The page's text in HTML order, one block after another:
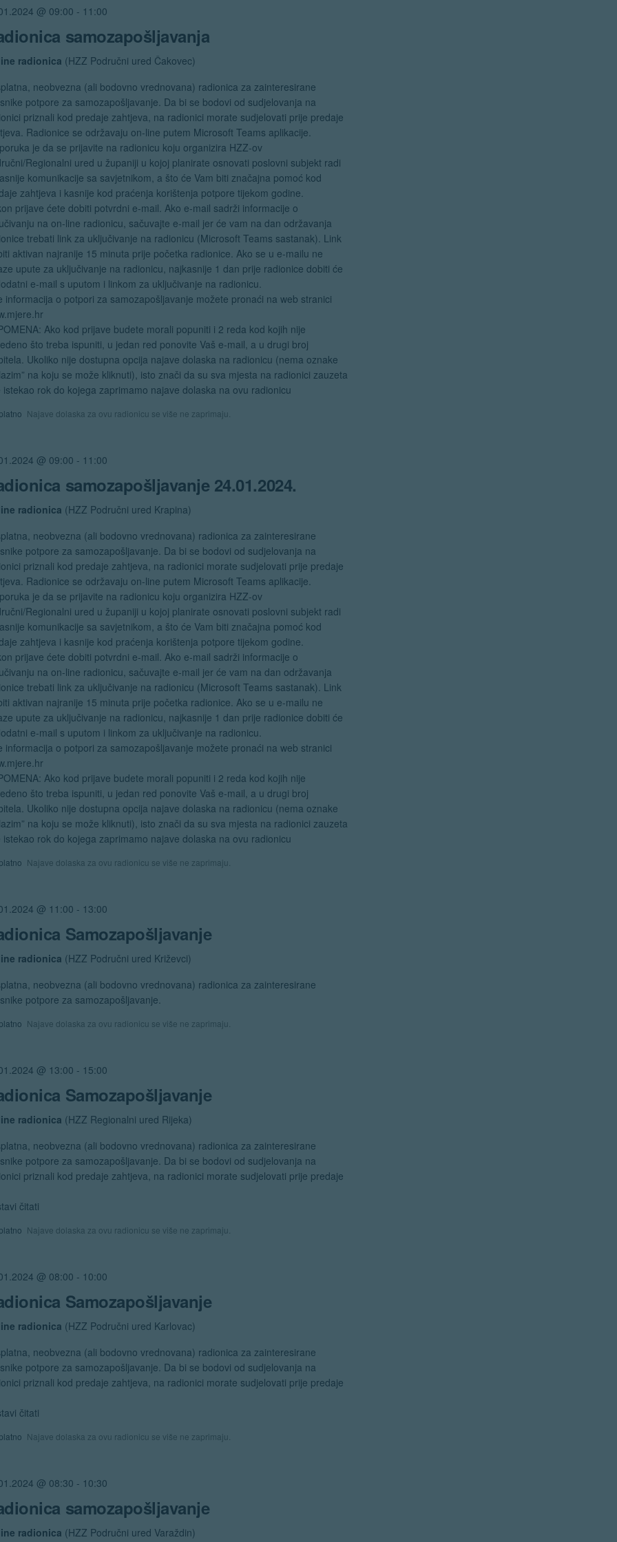
@ 09:00 - 11:00
samozapošljavanja
radionica (HZZ Područni ured Čakovec)
neobvezna (ali bodovno vrednovana) radionica za zainteresirane
potpore za samozapošljavanje. Da bi se bodovi od sudjelovanja na
priznali kod predaje zahtjeva, na radionici morate sudjelovati prije predaje
Radionice se održavaju on-line putem Microsoft Teams aplikacije.
je da se prijavite na radionicu koju organizira HZZ-ov
Regionalni ured u županiji u kojoj planirate osnovati poslovni subjekt radi
komunikacije sa savjetnikom, a što će Vam biti značajna pomoć kod
zahtjeva i kasnije kod praćenja korištenja potpore tijekom godine.
prijave ćete dobiti potvrdni e-mail. Ako e-mail sadrži informacije o
na on-line radionicu, sačuvajte e-mail jer će vam na dan održavanja
trebati link za uključivanje na radionicu (Microsoft Teams sastanak). Link
aktivan najranije 15 minuta prije početka radionice. Ako se u e-mailu ne
upute za uključivanje na radionicu, najkasnije 1 dan prije radionice dobiti će
e-mail s uputom i linkom za uključivanje na radionicu.
informacija o potpori za samozapošljavanje možete pronaći na web stranici
Ako kod prijave budete morali popuniti i 2 reda kod kojih nije
što treba ispuniti, u jedan red ponovite Vaš e-mail, a u drugi broj
Ukoliko nije dostupna opcija najave dolaska na radionicu (nema oznake
na koju se može kliknuti), isto znači da su sva mjesta na radionici zauzeta
istekao rok do kojega zaprimamo najave dolaska na ovu radionicu
Najave dolaska za ovu radionicu se više ne zaprimaju.
@ 09:00 - 11:00
samozapošljavanje 24.01.2024.
radionica (HZZ Područni ured Krapina)
neobvezna (ali bodovno vrednovana) radionica za zainteresirane
potpore za samozapošljavanje. Da bi se bodovi od sudjelovanja na
priznali kod predaje zahtjeva, na radionici morate sudjelovati prije predaje
Radionice se održavaju on-line putem Microsoft Teams aplikacije.
je da se prijavite na radionicu koju organizira HZZ-ov
Regionalni ured u županiji u kojoj planirate osnovati poslovni subjekt radi
komunikacije sa savjetnikom, a što će Vam biti značajna pomoć kod
zahtjeva i kasnije kod praćenja korištenja potpore tijekom godine.
prijave ćete dobiti potvrdni e-mail. Ako e-mail sadrži informacije o
na on-line radionicu, sačuvajte e-mail jer će vam na dan održavanja
trebati link za uključivanje na radionicu (Microsoft Teams sastanak). Link
aktivan najranije 15 minuta prije početka radionice. Ako se u e-mailu ne
upute za uključivanje na radionicu, najkasnije 1 dan prije radionice dobiti će
e-mail s uputom i linkom za uključivanje na radionicu.
informacija o potpori za samozapošljavanje možete pronaći na web stranici
Ako kod prijave budete morali popuniti i 2 reda kod kojih nije
što treba ispuniti, u jedan red ponovite Vaš e-mail, a u drugi broj
Ukoliko nije dostupna opcija najave dolaska na radionicu (nema oznake
na koju se može kliknuti), isto znači da su sva mjesta na radionici zauzeta
istekao rok do kojega zaprimamo najave dolaska na ovu radionicu
Najave dolaska za ovu radionicu se više ne zaprimaju.
@ 11:00 - 13:00
Samozapošljavanje
radionica (HZZ Područni ured Križevci)
neobvezna (ali bodovno vrednovana) radionica za zainteresirane
potpore za samozapošljavanje.
Najave dolaska za ovu radionicu se više ne zaprimaju.
@ 13:00 - 15:00
Samozapošljavanje
radionica (HZZ Regionalni ured Rijeka)
neobvezna (ali bodovno vrednovana) radionica za zainteresirane
potpore za samozapošljavanje. Da bi se bodovi od sudjelovanja na
priznali kod predaje zahtjeva, na radionici morate sudjelovati prije predaje
čitati
Najave dolaska za ovu radionicu se više ne zaprimaju.
@ 08:00 - 10:00
Samozapošljavanje
radionica (HZZ Područni ured Karlovac)
neobvezna (ali bodovno vrednovana) radionica za zainteresirane
potpore za samozapošljavanje. Da bi se bodovi od sudjelovanja na
priznali kod predaje zahtjeva, na radionici morate sudjelovati prije predaje
čitati
Najave dolaska za ovu radionicu se više ne zaprimaju.
@ 08:30 - 10:30
samozapošljavanje
radionica (HZZ Područni ured Varaždin)